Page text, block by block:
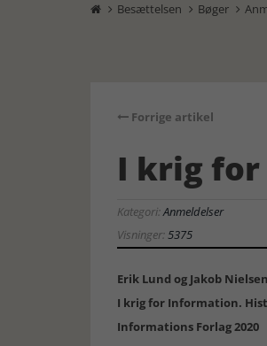
 Besættelsen  Bøger 
Forrige artikel
I krig
Kategori:Anmeldelser
Visninger:5375
Erik Lund og Jakob Nielsen
I krig for Information.
Informations Forlag 2020